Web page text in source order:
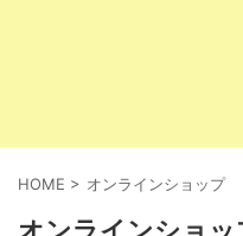
HOME > オンラインショップ